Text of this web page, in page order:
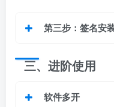
第三步： 签名安
三、进阶使用
软件多开